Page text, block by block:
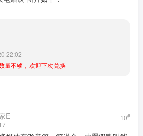
22:02
量不够，欢迎下次兑换
10#
E